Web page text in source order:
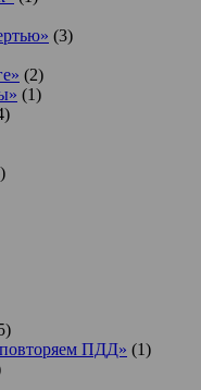
(3)
(2)
(1)
ПДД» (1)